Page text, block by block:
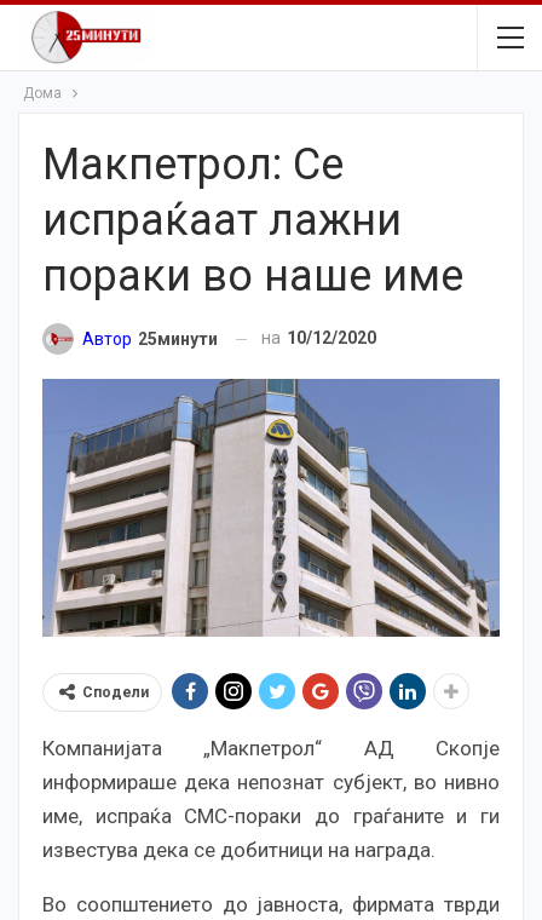
Дома
Макпетрол: Се
испраќаат лажни
пораки во наше име
Автор 25минути на 10/12/2020
Сподели
Компанијата „Макпетрол“ АД Скопје
информираше дека непознат субјект, во нивно
име, испраќа СМС-пораки до граѓаните и ги
известува дека се добитници на награда.
Во соопштението до јавноста, фирмата тврди